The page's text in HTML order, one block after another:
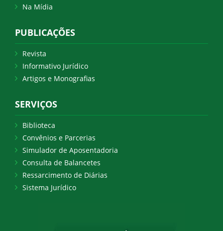
Na Mídia
PUBLICAÇÕES
Revista
Informativo Jurídico
Artigos e Monografias
SERVIÇOS
Biblioteca
Convênios e Parcerias
Simulador de Aposentadoria
Consulta de Balancetes
Ressarcimento de Diárias
Sistema Jurídico